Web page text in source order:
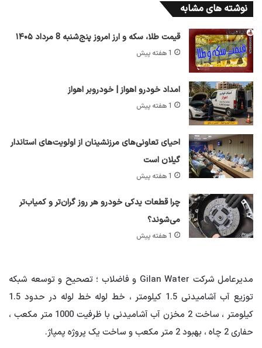
نوشته های مشابه
قیمت طلا، سکه و ارز امروز پنج‌شنبه 8 مرداد ۱۴۰۵
1 هفته پیش
امداد خودرو اهواز | خودروبر اهواز
1 هفته پیش
احیای تعاونی‌های مرزنشینان از اولویت‌های استاندار
گیلان است
1 هفته پیش
چرا قطعات یدکی خودرو هر روز گران‌تر و کمیاب‌تر
می‌شوند؟
1 هفته پیش
مدیرعامل شرکت Gilan Water و فاضلاب ؛ تصحیح و توسعه شبکه
توزیع آب آشامیدنی 1.5 کیلومتر ، خط لوله خط لوله در حدود 1.5
کیلومتر ، ساخت 2 مخزن آب آشامیدنی با ظرفیت 1000 متر مکعب ،
حفاری 2 چاه ، بهبود 2 متر مکعب و ساخت یک پروژه پمپاژ.